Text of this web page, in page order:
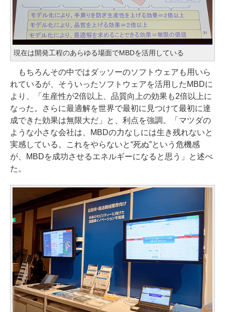
現在は開発工程のあらゆる場面でMBDを活用している
もちろんその中ではダッソーのソフトウェアも用いら
れているが、そういったソフトウェアを活用したMBDに
より、「生産性が2倍以上、品質向上の効果も2倍以上に
なった。さらに最適解を世界で最初に見つけて最初に達
成できた効果は無限大だ」と、利点を強調。「マツダの
ような小さな会社は、MBDの力なしには生き残れないと
実感している。これをやらないと“死ぬ”という危機感
が、MBDを成功させるエネルギーになると思う」と述べ
た。